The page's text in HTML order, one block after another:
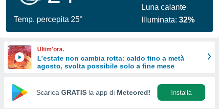
per
le
di
Web
Temp. percepita 25°
Luna calante
Illuminata:32%
Ultim'ora.
L’estate non cambia rotta: caldo fino a metà
agosto, svolta possibile solo a fine mese
Scarica GRATIS la app di Meteored! Installa